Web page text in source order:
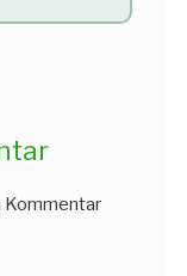
Kommentar